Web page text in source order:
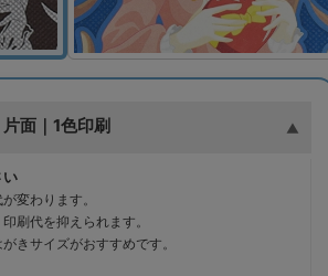
片面｜1色印刷
い
変わります。
刷代を抑えられます。
きサイズがおすすめです。